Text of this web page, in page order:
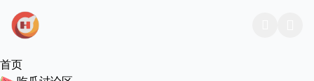
跳过导航
首页